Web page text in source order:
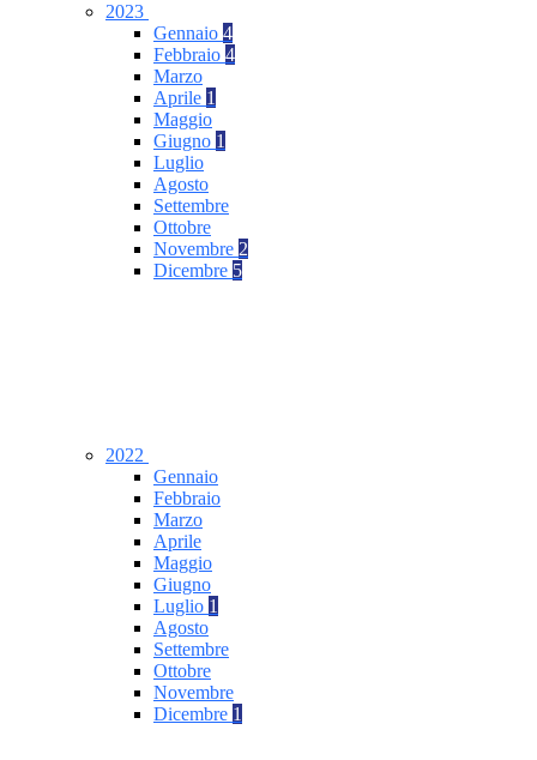
2023
Gennaio 4
Febbraio 4
Marzo
Aprile 1
Maggio
Giugno 1
Luglio
Agosto
Settembre
Ottobre
Novembre 2
Dicembre 5
2022
Gennaio
Febbraio
Marzo
Aprile
Maggio
Giugno
Luglio 1
Agosto
Settembre
Ottobre
Novembre
Dicembre 1